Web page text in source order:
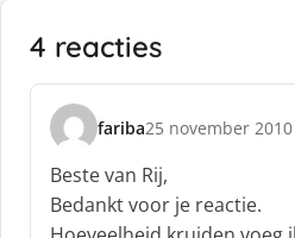
4 reacties
fariba
s
c
h
r
25 november
Beste van Rij,
Bedankt voor je reactie.